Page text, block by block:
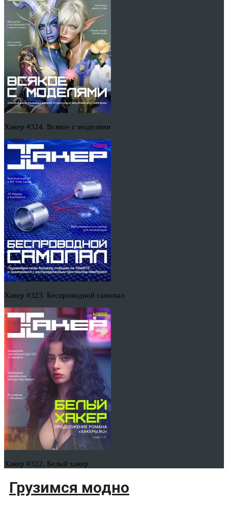
Хакер #324. Всякое с моделями
Хакер #323. Беспроводной самопал
Хакер #322. Белый хакер
Грузимся модно